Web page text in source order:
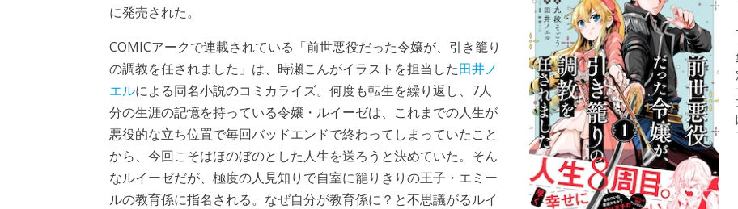
に発売された。
COMICアークで連載されている「前世悪役だった令嬢が、引き籠り
の調教を任されました」は、時瀬こんがイラストを担当した田井ノ
エルによる同名小説のコミカライズ。何度も転生を繰り返し、7人
分の生涯の記憶を持っている令嬢・ルイーゼは、これまでの人生が
悪役的な立ち位置で毎回バッドエンドで終わってしまっていたこと
から、今回こそはほのぼのとした人生を送ろうと決めていた。そん
なルイーゼだが、極度の人見知りで自室に籠りきりの王子・エミー
ルの教育係に指名される。なぜ自分が教育係に？と不思議がるルイ